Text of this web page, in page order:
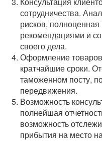
сотрудничества.
рисков,
рекомендациями и
своего дела.
Оформление
кратчайшие сроки.
таможенном посту,
передвижения.
Возможность
полнейшая
возможность
прибытия на место